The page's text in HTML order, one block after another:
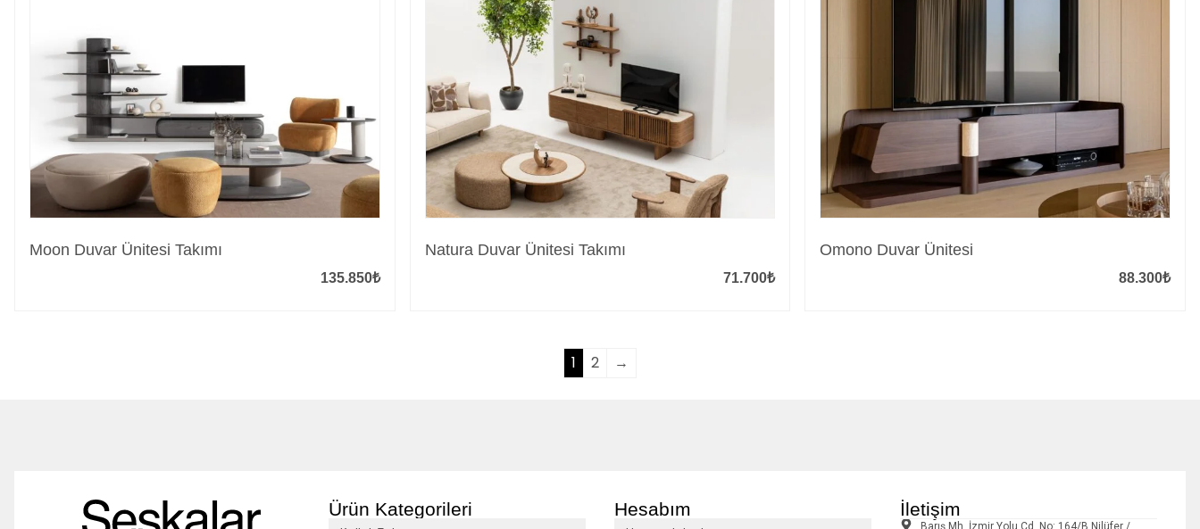
Moon Duvar Ünitesi Takımı
135.850₺
Natura Duvar Ünitesi Takımı
71.700₺
Omono Duvar Ünitesi
88.300₺
1 2 →
Ürün Kategorileri Hesabım İletişim
Barış Mh. İzmir Yolu Cd. No: 164/B Nilüfer /